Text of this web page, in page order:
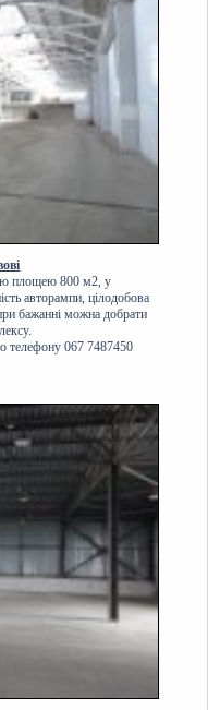
площею 800 м2, у
авторампи, цілодобова
бажанні можна добрати
телефону 067 7487450